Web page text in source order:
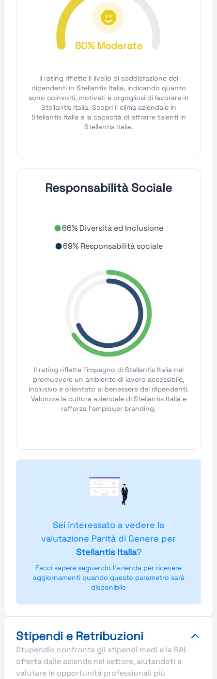
60% Moderate
Il rating riflette il livello di soddisfazione dei
dipendenti in Stellantis Italia, indicando quanto
sono coinvolti, motivati e orgogliosi di lavorare in
Stellantis Italia. Scopri il clima aziendale in
Stellantis Italia e la capacità di attrarre talenti in
Stellantis Italia.
Responsabilità Sociale
66% Diversità ed Inclusione
69% Responsabilità sociale
Il rating riflette l'impegno di Stellantis Italia nel
promuovere un ambiente di lavoro accessibile,
inclusivo e orientato al benessere dei dipendenti.
Valorizza la cultura aziendale di Stellantis Italia e
rafforza l'employer branding.
Sei interessato a vedere la
valutazione Parità di Genere per
Stellantis Italia?
Facci sapere seguendo l'azienda per ricevere
aggiornamenti quando questo parametro sarà
disponibile
Stipendi e Retribuzioni
Stupendio confronta gli stipendi medi e la RAL
offerta dalle aziende nel settore, aiutandoti a
valutare le opportunità professionali più